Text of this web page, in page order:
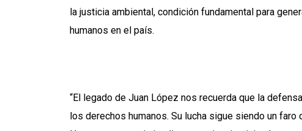
la justicia ambiental, condición fundamental para
humanos en el país.
“El legado de Juan López nos recuerda que la
los derechos humanos. Su lucha sigue siendo un